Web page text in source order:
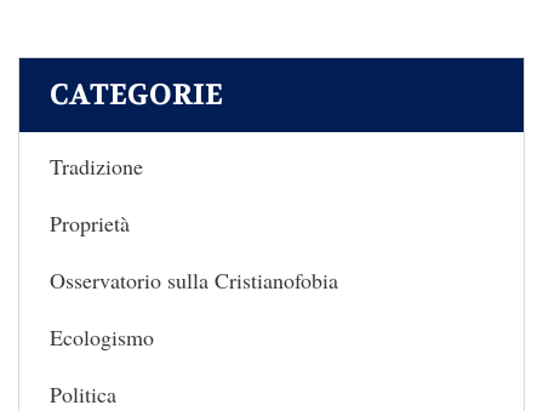
CATEGORIE
Tradizione
Proprietà
Osservatorio sulla Cristianofobia
Ecologismo
Politica